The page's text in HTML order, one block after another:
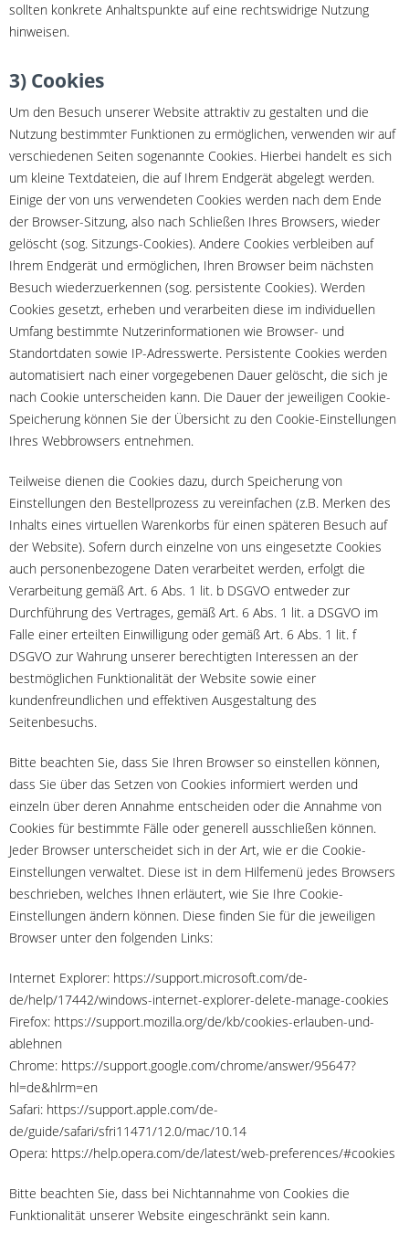
sollten konkrete Anhaltspunkte auf eine rechtswidrige Nutzung
hinweisen.
3) Cookies
Um den Besuch unserer Website attraktiv zu gestalten und die
Nutzung bestimmter Funktionen zu ermöglichen, verwenden wir auf
verschiedenen Seiten sogenannte Cookies. Hierbei handelt es sich
um kleine Textdateien, die auf Ihrem Endgerät abgelegt werden.
Einige der von uns verwendeten Cookies werden nach dem Ende
der Browser-Sitzung, also nach Schließen Ihres Browsers, wieder
gelöscht (sog. Sitzungs-Cookies). Andere Cookies verbleiben auf
Ihrem Endgerät und ermöglichen, Ihren Browser beim nächsten
Besuch wiederzuerkennen (sog. persistente Cookies). Werden
Cookies gesetzt, erheben und verarbeiten diese im individuellen
Umfang bestimmte Nutzerinformationen wie Browser- und
Standortdaten sowie IP-Adresswerte. Persistente Cookies werden
automatisiert nach einer vorgegebenen Dauer gelöscht, die sich je
nach Cookie unterscheiden kann. Die Dauer der jeweiligen Cookie-
Speicherung können Sie der Übersicht zu den Cookie-Einstellungen
Ihres Webbrowsers entnehmen.
Teilweise dienen die Cookies dazu, durch Speicherung von
Einstellungen den Bestellprozess zu vereinfachen (z.B. Merken des
Inhalts eines virtuellen Warenkorbs für einen späteren Besuch auf
der Website). Sofern durch einzelne von uns eingesetzte Cookies
auch personenbezogene Daten verarbeitet werden, erfolgt die
Verarbeitung gemäß Art. 6 Abs. 1 lit. b DSGVO entweder zur
Durchführung des Vertrages, gemäß Art. 6 Abs. 1 lit. a DSGVO im
Falle einer erteilten Einwilligung oder gemäß Art. 6 Abs. 1 lit. f
DSGVO zur Wahrung unserer berechtigten Interessen an der
bestmöglichen Funktionalität der Website sowie einer
kundenfreundlichen und effektiven Ausgestaltung des
Seitenbesuchs.
Bitte beachten Sie, dass Sie Ihren Browser so einstellen können,
dass Sie über das Setzen von Cookies informiert werden und
einzeln über deren Annahme entscheiden oder die Annahme von
Cookies für bestimmte Fälle oder generell ausschließen können.
Jeder Browser unterscheidet sich in der Art, wie er die Cookie-
Einstellungen verwaltet. Diese ist in dem Hilfemenü jedes Browsers
beschrieben, welches Ihnen erläutert, wie Sie Ihre Cookie-
Einstellungen ändern können. Diese finden Sie für die jeweiligen
Browser unter den folgenden Links:
Internet Explorer: https://support.microsoft.com/de-
de/help/17442/windows-internet-explorer-delete-manage-cookies
Firefox: https://support.mozilla.org/de/kb/cookies-erlauben-und-
ablehnen
Chrome: https://support.google.com/chrome/answer/95647?
hl=de&hlrm=en
Safari: https://support.apple.com/de-
de/guide/safari/sfri11471/12.0/mac/10.14
Opera: https://help.opera.com/de/latest/web-preferences/#cookies
Bitte beachten Sie, dass bei Nichtannahme von Cookies die
Funktionalität unserer Website eingeschränkt sein kann.